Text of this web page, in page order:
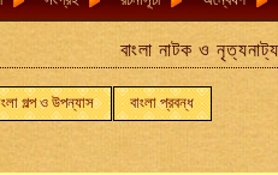
বাংলা নাটক ও
গল্প ও উপন্যাস বাংলা প্রবন্ধ